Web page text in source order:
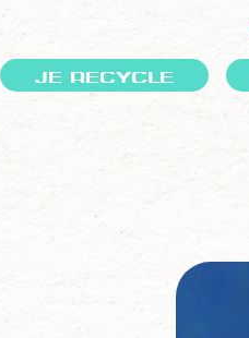
JE RECYCLE